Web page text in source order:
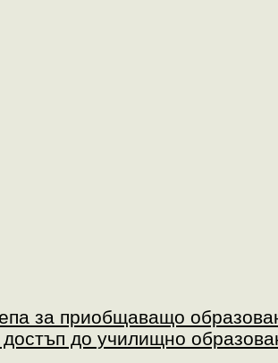
за приобщаващо
до училищно